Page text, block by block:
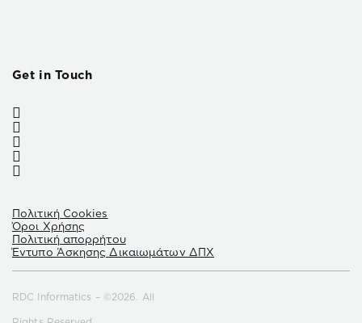
Get in Touch
Πολιτική Cookies
Όροι Χρήσης
Πολιτική απορρήτου
Έντυπο Άσκησης Δικαιωμάτων ΔΠΧ
RDC Informatics – ©2026. All